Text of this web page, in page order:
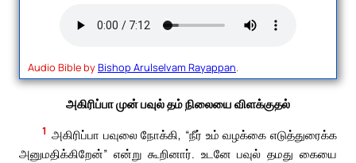
Audio Bible byBishop Arulselvam Rayappan.
அகிரிப்பா முன் பவுல் தம் நிலையை விளக்குதல்
1 அகிரிப்பா பவுலை நோக்கி, “நீர் உம் வழக்கை எடுத்துரைக்க
அனுமதிக்கிறேன்” என்று கூறினார். உடனே பவுல் தமது கையை